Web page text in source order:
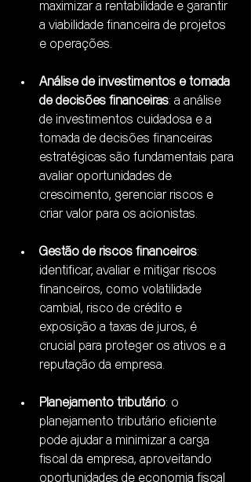
maximizar a rentabilidade e garantir
a viabilidade financeira de projetos
e operações.
Análise de investimentos e tomada
de decisões financeiras: a análise
de investimentos cuidadosa e a
tomada de decisões financeiras
estratégicas são fundamentais para
avaliar oportunidades de
crescimento, gerenciar riscos e
criar valor para os acionistas.
Gestão de riscos financeiros:
identificar, avaliar e mitigar riscos
financeiros, como volatilidade
cambial, risco de crédito e
exposição a taxas de juros, é
crucial para proteger os ativos e a
reputação da empresa.
Planejamento tributário: o
planejamento tributário eficiente
pode ajudar a minimizar a carga
fiscal da empresa, aproveitando
oportunidades de economia fiscal